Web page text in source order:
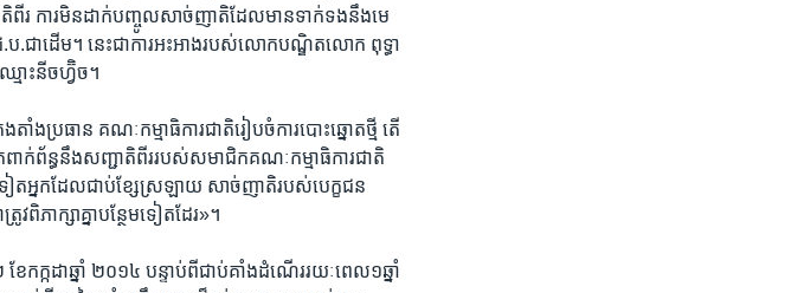
តិ​ពីរ​ ការ​មិន​ដាក់​បញ្ចូល​សាច់​ញាតិ​ដែល​មាន​ទាក់ទង​នឹង​មេ​
ជា​ដើម។​ នេះ​ជា​ការ​អះអាងរបស់​លោក​បណ្ឌិត​លោក​ ពុទ្ធា
មោះ​នីចហ្វ៊ិច។​
ាំង​ប្រធាន​ គណៈកម្មាធិការ​ជាតិ​រៀបចំ​ការ​បោះឆ្នោត​ថ្មី​ តើ​
ព័ន្ធ​នឹង​សញ្ជាតិ​ពីរ​របស់​សមាជិក​គណៈកម្មាធិការ​ជាតិ
ត​អ្នក​ដែល​ជាប់​ខ្សែ​ស្រឡាយ ​សាច់​ញាតិ​របស់​បេក្ខជន​
ពិភាក្សា​គ្នា​បន្ថែម​ទៀត​ដែរ»។​
ក្កដា​ឆ្នាំ​ ២០១៤ ​បន្ទាប់​ពី​ជាប់​គាំង​ដំណើរ​រយៈ​ពេល​១​ឆ្នាំ​